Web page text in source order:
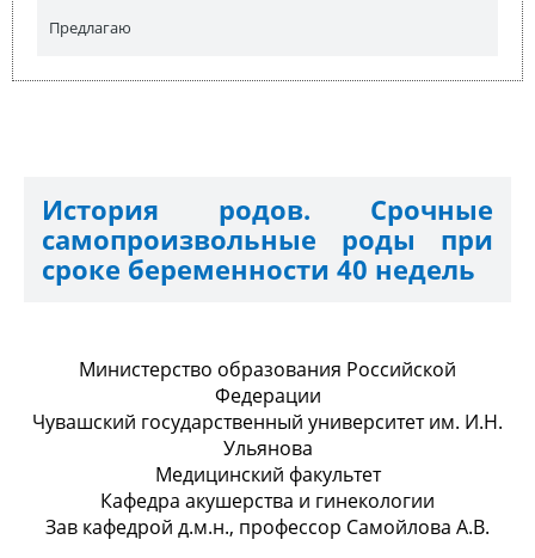
Предлагаю
История родов. Срочные
самопроизвольные роды при
сроке беременности 40 недель
Министерство образования Российской
Федерации
Чувашский государственный университет им. И.Н.
Ульянова
Медицинский факультет
Кафедра акушерства и гинекологии
Зав кафедрой д.м.н., профессор Самойлова А.В.